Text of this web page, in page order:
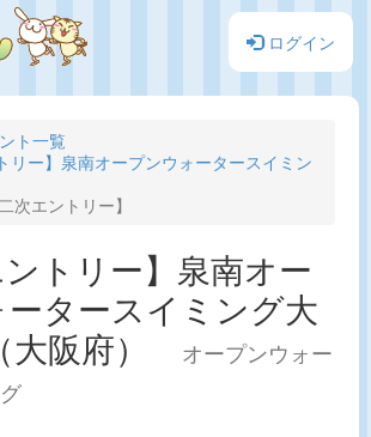
ログイン
ト一覧
リー】泉南オープンウォータースイミン
次エントリー】
ントリー】泉南オー
タースイミング大
大阪府）
オープンウォー